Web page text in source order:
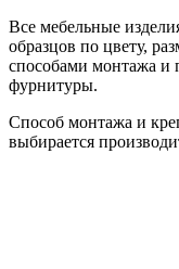
Все мебельные
образцов по цвету,
способами монтажа и
фурнитуры.
Способ монтажа и
выбирается